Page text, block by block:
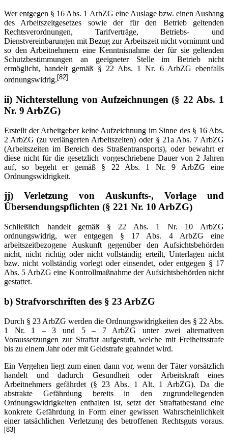
Wer entgegen § 16 Abs. 1 ArbZG eine Auslage bzw. einen Aushang
des Arbeitszeitgesetzes sowie der für den Betrieb geltenden
Rechtsverordnungen, Tarifverträge, Betriebs- und
Dienstvereinbarungen mit Bezug zur Arbeitszeit nicht vornimmt und
so den Arbeitnehmern eine Kenntnisnahme der für sie geltenden
Schutzbestimmungen an geeigneter Stelle im Betrieb nicht
ermöglicht, handelt gemäß § 22 Abs. 1 Nr. 6 ArbZG ebenfalls
ordnungswidrig. [82]
ii) Nichterstellung von Aufzeichnungen (§ 22 Abs. 1
Nr. 9 ArbZG)
Erstellt der Arbeitgeber keine Aufzeichnung im Sinne des § 16 Abs.
2 ArbZG (zu verlängerten Arbeitszeiten) oder § 21a Abs. 7 ArbZG
(Arbeitszeiten im Bereich des Straßentransports), oder bewahrt er
diese nicht für die gesetzlich vorgeschriebene Dauer von 2 Jahren
auf, so begeht er gemäß § 22 Abs. 1 Nr. 9 ArbZG eine
Ordnungswidrigkeit.
jj) Verletzung von Auskunfts-, Vorlage und
Übersendungspflichten (§ 221 Nr. 10 ArbZG)
Schließlich handelt gemäß § 22 Abs. 1 Nr. 10 ArbZG
ordnungswidrig, wer entgegen § 17 Abs. 4 ArbZG eine
arbeitszeitbezogene Auskunft gegenüber den Aufsichtsbehörden
nicht, nicht richtig oder nicht vollständig erteilt, Unterlagen nicht
bzw. nicht vollständig vorlegt oder einsendet, oder entgegen § 17
Abs. 5 ArbZG eine Kontrollmaßnahme der Aufsichtsbehörden nicht
gestattet.
b) Strafvorschriften des § 23 ArbZG
Durch § 23 ArbZG werden die Ordnungswidrigkeiten des § 22 Abs.
1 Nr. 1 – 3 und 5 – 7 ArbZG unter zwei alternativen
Voraussetzungen zur Straftat aufgestuft, welche mit Freiheitsstrafe
bis zu einem Jahr oder mit Geldstrafe geahndet wird.
Ein Vergehen liegt zum einen dann vor, wenn der Täter vorsätzlich
handelt und dadurch Gesundheit oder Arbeitskraft eines
Arbeitnehmers gefährdet (§ 23 Abs. 1 Alt. 1 ArbZG). Da die
abstrakte Gefährdung bereits in den zugrundeliegenden
Ordnungswidrigkeiten enthalten ist, setzt der Straftatbestand eine
konkrete Gefährdung in Form einer gewissen Wahrscheinlichkeit
einer tatsächlichen Verletzung des betroffenen Rechtsguts voraus.
[83]